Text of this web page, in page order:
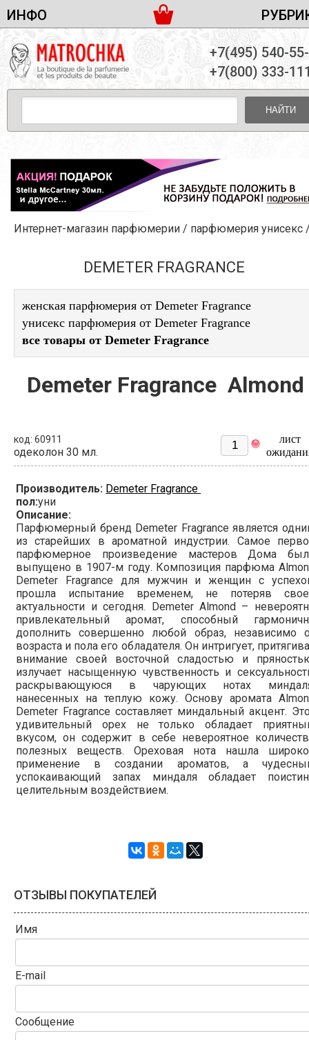
ИНФО
ДОСТАВКА И ОПЛАТА
ПАРТНЕРСТВО
КОНТАКТЫ
ЖЕНСКАЯ ПАРФЮМЕРИЯ
МУЖСКАЯ ПАРФЮМЕРИЯ
УНИСЕКС ПАРФЮМЕРИЯ
ЖЕНСКИЕ НАБОРЫ
МУЖСКИЕ НАБОРЫ
УНИСЕКС НАБОРЫ
УХОД ЗА ЛИЦОМ
УХОД ЗА ТЕЛОМ
ДЕКОРАТИВНАЯ КОСМЕТИКА
+7(495) 540-
+7(800) 333-
НАЙТИ
Интернет-магазин парфюмерии / парфюмерия унисекс
DEMETER FRAGRANCE
женская парфюмерия от Demeter Fragrance
унисекс парфюмерия от Demeter Fragrance
все товары от Demeter Fragrance
Demeter Fragrance Almond
код: 60911
одеколон 30 мл.
лист
Производитель: Demeter Fragrance
пол:уни
Описание:
Парфюмерный бренд Demeter Fragrance является
из старейших в ароматной индустрии. Самое
парфюмерное произведение мастеров Дома
выпущено в 1907-м году. Композиция парфюма
Demeter Fragrance для мужчин и женщин с
прошла испытание временем, не потеряв
актуальности и сегодня. Demeter Almond –
привлекательный аромат, способный
дополнить совершенно любой образ, независимо
возраста и пола его обладателя. Он интригует,
внимание своей восточной сладостью и
излучает насыщенную чувственность и
раскрывающуюся в чарующих нотах
нанесенных на теплую кожу. Основу аромата
Demeter Fragrance составляет миндальный акцент.
удивительный орех не только обладает
вкусом, он содержит в себе невероятное
полезных веществ. Ореховая нота нашла
применение в создании ароматов, а
успокаивающий запах миндаля обладает
целительным воздействием.
ОТЗЫВЫ ПОКУПАТЕЛЕЙ
Имя
E-mail
Сообщение